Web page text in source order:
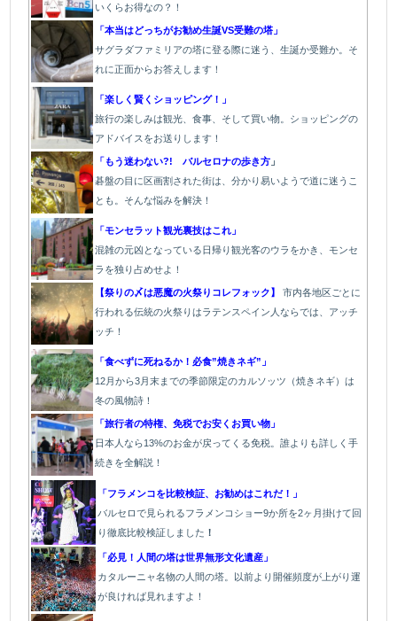
いくらお得なの？！
「本当はどっちがお勧め生誕VS受難の塔」
サグラダファミリアの塔に登る際に迷う、生誕か受難か。そ
れに正面からお答えします！
「楽しく賢くショッピング！」
旅行の楽しみは観光、食事、そして買い物。ショッピングの
アドバイスをお送りします！
「もう迷わない?! バルセロナの歩き方 」
碁盤の目に区画割された街は、分かり易いようで道に迷うこ
とも。そんな悩みを解決！
「モンセラット観光裏技はこれ」
混雑の元凶となっている日帰り観光客のウラをかき、モンセ
ラを独り占めせよ！
【祭りの〆は悪魔の火祭りコレフォック】
市内各地区ごとに
行われる伝統の火祭りはラテンスペイン人ならでは、アッチ
ッチ！
「食べずに死ねるか！必食”焼きネギ”」
12月から3月末までの季節限定のカルソッツ（焼きネギ）は
冬の風物詩！
「旅行者の特権、免税でお安くお買い物」
日本人なら13%のお金が戻ってくる免税。誰よりも詳しく手
続きを全解説！
「フラメンコを比較検証、お勧めはこれだ！」
バルセロで見られるフラメンコショー9か所を2ヶ月掛けて回
り徹底比較検証しました ！
「必見！人間の塔は世界無形文化遺産」
カタルーニャ名物の人間の塔。以前より開催頻度が上がり運
が良ければ見れますよ！